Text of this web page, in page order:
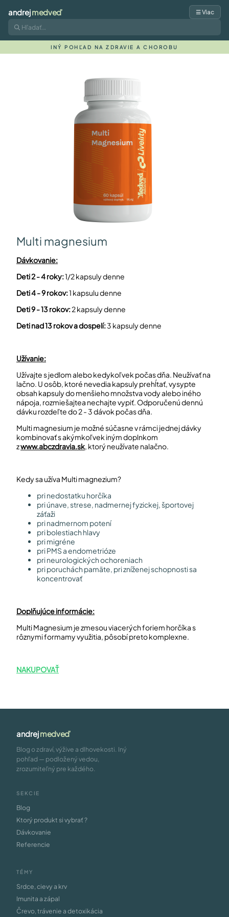
andrejmedveď ☰ Viac
INÝ POHĽAD NA ZDRAVIE A CHOROBU
Multi magnesium
Dávkovanie:
Deti 2 - 4 roky:1/2 kapsuly denne
Deti 4 - 9 rokov:1 kapsulu denne
Deti 9 - 13 rokov:2 kapsuly denne
Deti nad 13 rokov a dospelí:3 kapsuly denne
Užívanie:
Užívajte s jedlom alebo kedykoľvek počas dňa. Neužívať na
lačno. U osôb, ktoré nevedia kapsuly prehĺtať, vysypte
obsah kapsuly do menšieho množstva vody alebo iného
nápoja, rozmiešajtea nechajte vypiť. Odporučenú dennú
dávku rozdeľte do 2 - 3 dávok počas dňa.
Multi magnesium je možné súčasne v rámci jednej dávky
kombinovať s akýmkoľvek iným doplnkom
zwww.abczdravia.sk, ktorý neužívate nalačno.
Kedy sa užíva Multi magnezium?
pri nedostatku horčíka
pri únave, strese, nadmernej fyzickej, športovej
záťaži
pri nadmernom potení
pri bolestiach hlavy
pri migréne
pri PMS a endometrióze
pri neurologických ochoreniach
pri poruchách pamäte, pri zníženej schopnosti sa
koncentrovať
Doplňujúce informácie:
Multi Magnesium je zmesou viacerých foriem horčíka s
rôznymi formamy využitia, pôsobí preto komplexne.
NAKUPOVAŤ
andrejmedveď
Blog o zdraví, výžive a dlhovekosti. Iný
pohľad — podložený vedou,
zrozumiteľný pre každého.
SEKCIE
Blog
Ktorý produkt si vybrať ?
Dávkovanie
Referencie
TÉMY
Srdce, cievy a krv
Imunita a zápal
Črevo, trávenie a detoxikácia